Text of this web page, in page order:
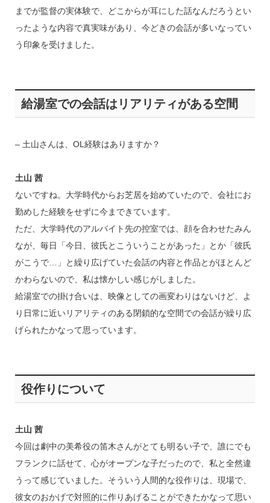
までが監督の実体験で、どこからが耳にした話なんだろうとい
ったような内容で真実味があり、今どきの会話が多いなってい
う印象を受けました。
給湯室での会話はリアリティがある空間
– 土山さんは、OL経験はありますか？
土山 茜
ないですね。大学時代からお芝居を始めていたので、会社にお
勤めした経験をせずに今まできています。
ただ、大学時代のアルバイト先の控室では、顔を合わせたみん
なが、毎日「今日、彼氏とこういうことがあった」とか「彼氏
がこうで…」と繰り広げていた会話の内容と作品とがほとんど
かわらないので、私は懐かしい感じがしました。
給湯室での掛け合いは、映像としての画変わりはないけど、よ
り日常に近いリアリティのある閉鎖的な空間での会話が繰り広
げられたかなって思っています。
役作りについて
土山 茜
今回は劇中の美希役の笛木さんがとても明るい子で、誰にでも
フランクに話せて、心がオープンな子だったので、私と全然違
うって感じていました。そういう人間的な役作りは、現場で、
彼女のおかげで対照的に作りあげることができたかなって思い